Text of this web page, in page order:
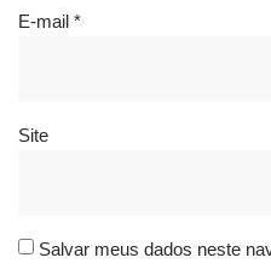
E-mail *
Site
Salvar meus dados neste